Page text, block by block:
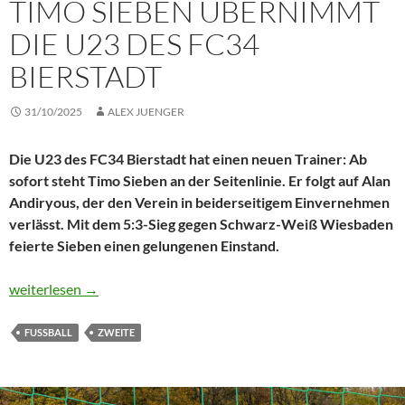
TIMO SIEBEN ÜBERNIMMT
DIE U23 DES FC34
BIERSTADT
31/10/2025 ALEX JUENGER
Die U23 des FC34 Bierstadt hat einen neuen Trainer: Ab
sofort steht Timo Sieben an der Seitenlinie. Er folgt auf Alan
Andiryous, der den Verein in beiderseitigem Einvernehmen
verlässt. Mit dem 5:3-Sieg gegen Schwarz-Weiß Wiesbaden
feierte Sieben einen gelungenen Einstand.
Timo Sieben übernimmt die U23 des FC34 Bierstadt
weiterlesen →
FUSSBALL ZWEITE